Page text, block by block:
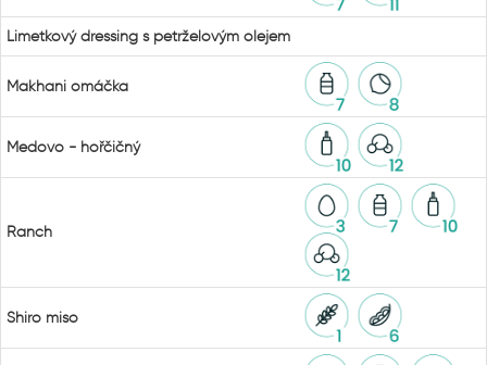
Limetkový dressing s petrželovým olejem
Makhani omáčka
Medovo - hořčičný
Ranch
Shiro miso